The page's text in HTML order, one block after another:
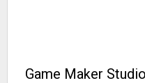
Game Maker